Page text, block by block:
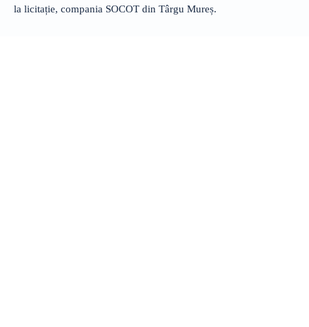
la licitație, compania SOCOT din Târgu Mureș.